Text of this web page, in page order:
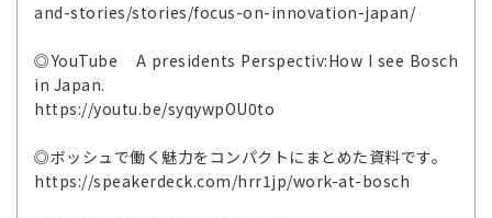
and-stories/stories/focus-on-innovation-japan/
◎YouTube A presidents Perspectiv:How I see Bosch
in Japan.
https://youtu.be/syqywpOU0to
◎ボッシュで働く魅力をコンパクトにまとめた資料です。
https://speakerdeck.com/hrr1jp/work-at-bosch